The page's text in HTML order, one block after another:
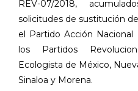
REV-07/2018,
solicitudes de sustitución
el Partido Acción Nacional
los Partidos
Ecologista de México,
Sinaloa y Morena.